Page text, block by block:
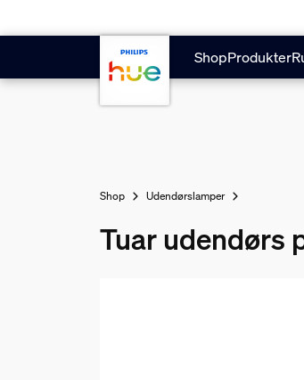
ShopProdukter
Shop Udendørslamper
Tuar udendørs